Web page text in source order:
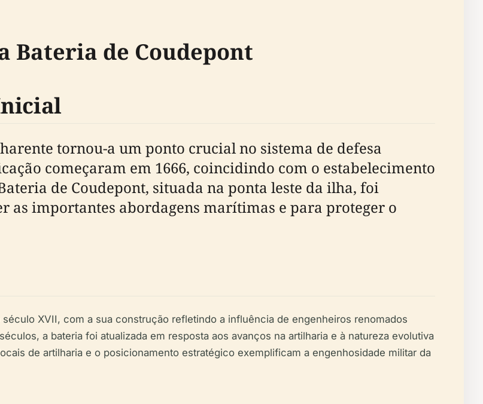
Bateria de Coudepont
tornou-a um ponto crucial no sistema de defesa
começaram em 1666, coincidindo com o estabelecimento
de Coudepont, situada na ponta leste da ilha, foi
as importantes abordagens marítimas e para proteger o
XVII, com a sua construção refletindo a influência de engenheiros renomados
a bateria foi atualizada em resposta aos avanços na artilharia e à natureza evolutiva
de artilharia e o posicionamento estratégico exemplificam a engenhosidade militar da